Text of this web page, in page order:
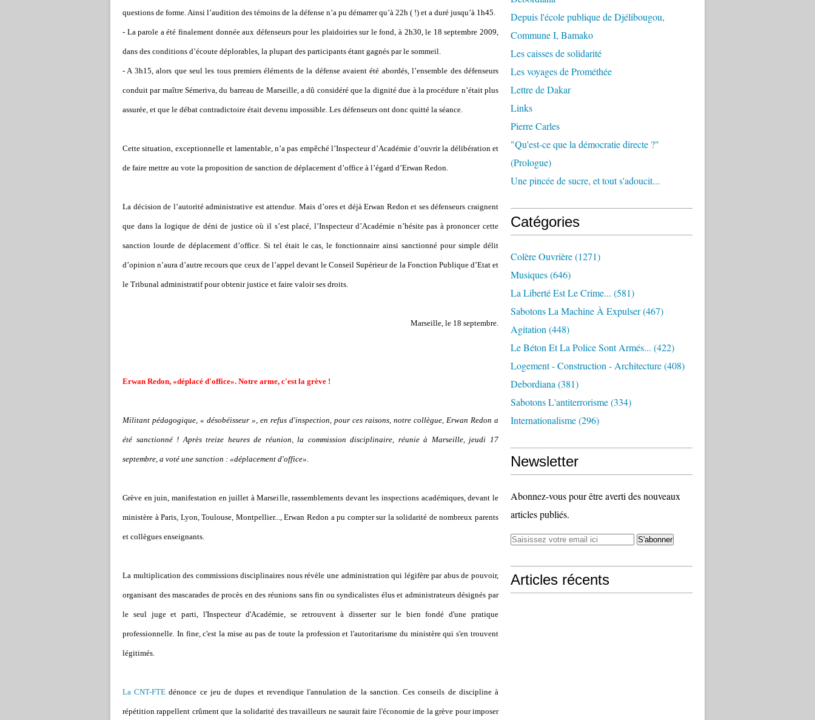
questions de forme. Ainsi l’audition des témoins de la défense n’a pu démarrer qu’à 22h ( !) et a duré jusqu’à 1h45.
- La parole a été finalement donnée aux défenseurs pour les plaidoiries sur le fond, à 2h30, le 18 septembre 2009,
dans des conditions d’écoute déplorables, la plupart des participants étant gagnés par le sommeil.
- A 3h15, alors que seul les tous premiers éléments de la défense avaient été abordés, l’ensemble des défenseurs
conduit par maître Sémeriva, du barreau de Marseille, a dû considéré que la dignité due à la procédure n’était plus
assurée, et que le débat contradictoire était devenu impossible. Les défenseurs ont donc quitté la séance.
Cette situation, exceptionnelle et lamentable, n’a pas empêché l’Inspecteur d’Académie d’ouvrir la délibération et
de faire mettre au vote la proposition de sanction de déplacement d’office à l’égard d’Erwan Redon.
La décision de l’autorité administrative est attendue. Mais d’ores et déjà Erwan Redon et ses défenseurs craignent
que dans la logique de déni de justice où il s’est placé, l’Inspecteur d’Académie n’hésite pas à prononcer cette
sanction lourde de déplacement d’office. Si tel était le cas, le fonctionnaire ainsi sanctionné pour simple délit
d’opinion n’aura d’autre recours que ceux de l’appel devant le Conseil Supérieur de la Fonction Publique d’Etat et
le Tribunal administratif pour obtenir justice et faire valoir ses droits.
Marseille, le 18 septembre.
Erwan Redon, «déplacé d'office». Notre arme, c'est la grève !
Militant pédagogique, « désobéisseur », en refus d'inspection, pour ces raisons, notre collègue, Erwan Redon a
été sanctionné ! Après treize heures de réunion, la commission disciplinaire, réunie à Marseille, jeudi 17
septembre, a voté une sanction : «déplacement d'office».
Grève en juin, manifestation en juillet à Marseille, rassemblements devant les inspections académiques, devant le
ministère à Paris, Lyon, Toulouse, Montpellier..., Erwan Redon a pu compter sur la solidarité de nombreux parents
et collègues enseignants.
La multiplication des commissions disciplinaires nous révèle une administration qui légifère par abus de pouvoir,
organisant des mascarades de procès en des réunions sans fin ou syndicalistes élus et administrateurs désignés par
le seul juge et parti, l'Inspecteur d'Académie, se retrouvent à disserter sur le bien fondé d'une pratique
professionnelle. In fine, c'est la mise au pas de toute la profession et l'autoritarisme du ministère qui s'en trouvent
légitimés.
La CNT-FTE dénonce ce jeu de dupes et revendique l'annulation de la sanction. Ces conseils de discipline à
répétition rappellent crûment que la solidarité des travailleurs ne saurait faire l'économie de la grève pour imposer
Depuis l'école publique de Djélibougou,
Commune I, Bamako
Les caisses de solidarité
Les voyages de Prométhée
Lettre de Dakar
Links
Pierre Carles
"Qu'est-ce que la démocratie directe ?"
(Prologue)
Une pincée de sucre, et tout s'adoucit...
Catégories
Colère Ouvrière(1271)
Musiques(646)
La Liberté Est Le Crime... (581)
Sabotons La Machine À Expulser(467)
Agitation (448)
Le Béton Et La Police Sont Armés... (422)
Logement - Construction - Architecture(408)
Debordiana (381)
Sabotons L'antiterrorisme(334)
Internationalisme(296)
Newsletter
Abonnez-vous pour être averti des nouveaux
articles publiés.
Articles récents